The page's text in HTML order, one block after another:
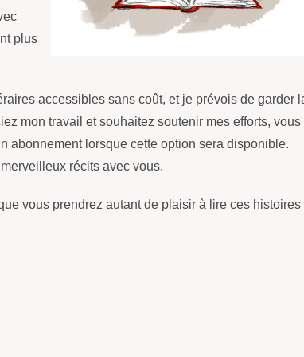
plus
accessibles sans coût, et je prévois de garder
mon travail et souhaitez soutenir mes efforts, vous
abonnement lorsque cette option sera disponible.
récits avec vous.
vous prendrez autant de plaisir à lire ces histoires